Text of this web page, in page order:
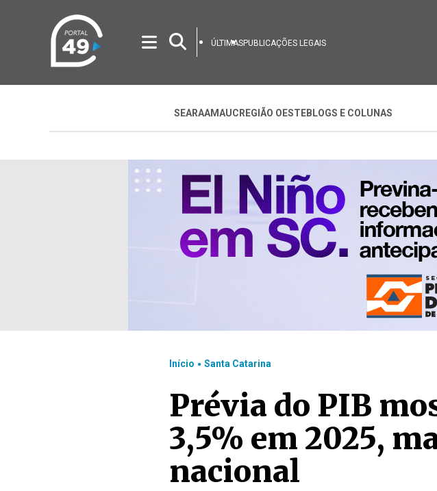
ÚLTIMASPUBLICAÇÕES LEGAIS
SEARAAMAUC REGIÃO OESTEBLOGS E COLUNAS
Início . Santa Catarina
Prévia do PIB
3,5% em 2025,
nacional